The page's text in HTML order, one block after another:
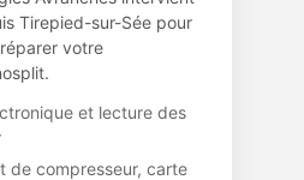
Tirepied-sur-Sée pour
votre
et lecture des
de compresseur, carte